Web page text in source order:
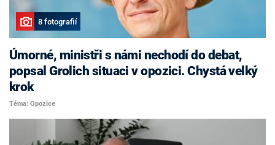
8 fotografií
Úmorné, ministři s námi nechodí do debat,
popsal Grolich situaci v opozici. Chystá velký
krok
Téma: Opozice